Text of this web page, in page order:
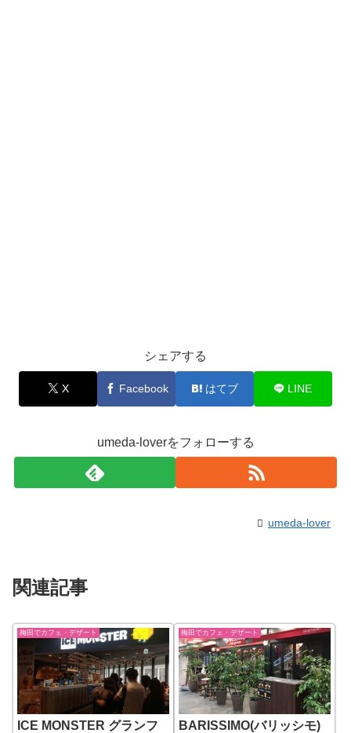
シェアする
X Facebook はてブ LINE
umeda-loverをフォローする
umeda-lover
関連記事
梅田でカフェ・デザート
ICE MONSTER グランフ
梅田でカフェ・デザート
BARISSIMO(バリッシモ)